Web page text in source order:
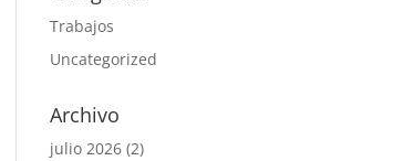
Trabajos
Uncategorized
Archivo
julio 2026 (2)